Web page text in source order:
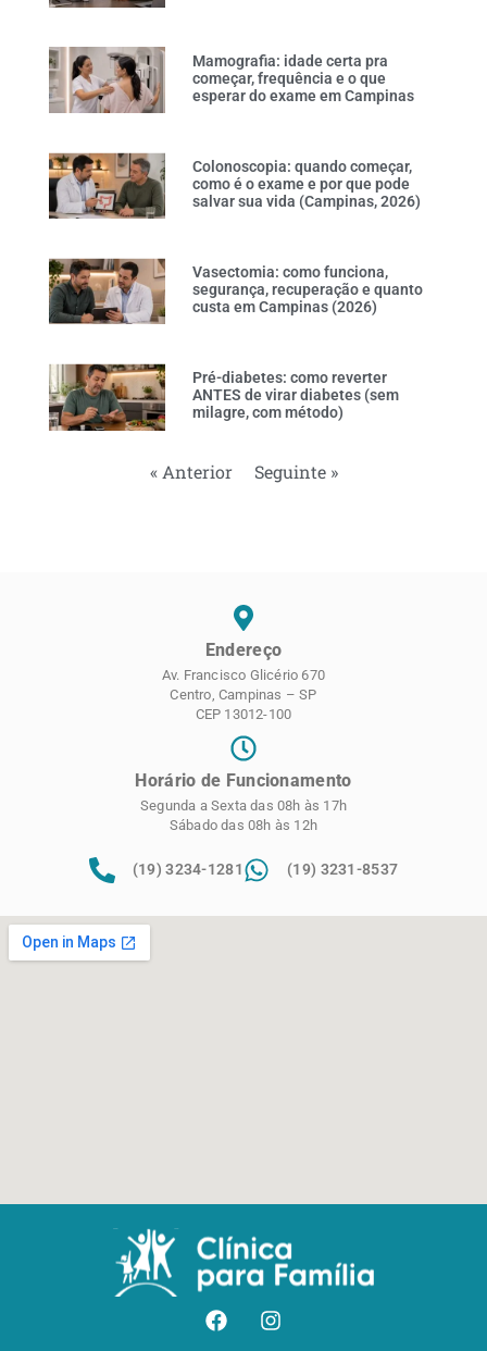
Mamografia: idade certa pra
começar, frequência e o que
esperar do exame em Campinas
Colonoscopia: quando começar,
como é o exame e por que pode
salvar sua vida (Campinas, 2026)
Vasectomia: como funciona,
segurança, recuperação e quanto
custa em Campinas (2026)
Pré-diabetes: como reverter
ANTES de virar diabetes (sem
milagre, com método)
« Anterior Seguinte »
Endereço
Av. Francisco Glicério 670
Centro, Campinas – SP
CEP 13012-100
Horário de Funcionamento
Segunda a Sexta das 08h às 17h
Sábado das 08h às 12h
(19) 3234-1281 (19) 3231-8537